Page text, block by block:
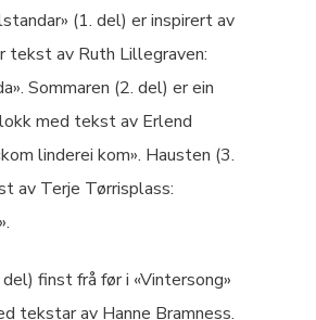
(1. del) er inspirert av
tekst av Ruth Lillegraven:
Sommaren (2. del) er ein
med tekst av Erlend
linderei kom». Hausten (3.
av Terje Tørrisplass:
finst frå før i «Vintersong»
tekstar av Hanne Bramness.